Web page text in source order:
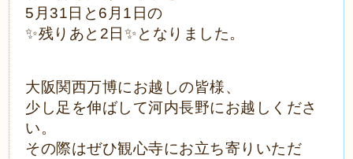
5月31日と6月1日の
✨残りあと2日✨となりました。
大阪関西万博にお越しの皆様、
少し足を伸ばして河内長野にお越しくださ
い。
その際はぜひ観心寺にお立ち寄りいただ